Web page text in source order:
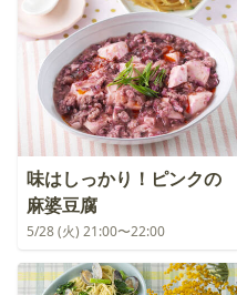
味はしっかり！ピンクの
麻婆豆腐
5/28 (火) 21:00〜22:00